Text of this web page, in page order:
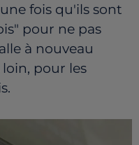
fois qu'ils sont
pour ne pas
à nouveau
pour les